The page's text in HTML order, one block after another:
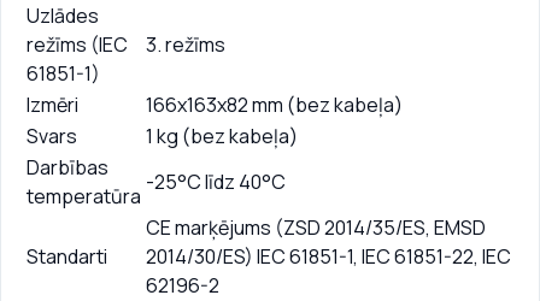
Uzlādes
režīms (IEC
61851-1)
3. režīms
Izmēri
166x163x82 mm (bez kabeļa)
Svars
1 kg (bez kabeļa)
Darbības
temperatūra
-25°C līdz 40°C
Standarti
CE marķējums (ZSD 2014/35/ES, EMSD
2014/30/ES) IEC 61851-1, IEC 61851-22, IEC
62196-2